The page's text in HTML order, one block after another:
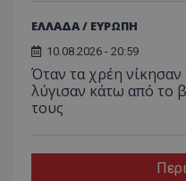
ΕΛΛΑΔΑ / ΕΥΡΩΠΗ
10.08.2026 - 20:59
Όταν τα χρέη
λύγισαν κάτω από το
τους